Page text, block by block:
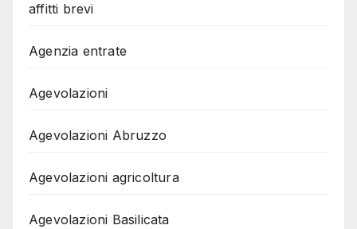
affitti brevi
Agenzia entrate
Agevolazioni
Agevolazioni Abruzzo
Agevolazioni agricoltura
Agevolazioni Basilicata